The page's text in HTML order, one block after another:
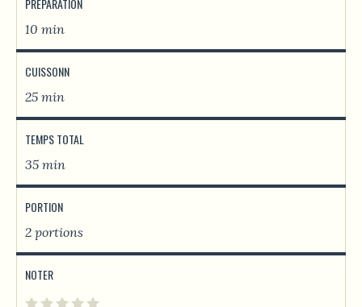
PRÉPARATION
10 min
CUISSONN
25 min
TEMPS TOTAL
35 min
PORTION
2 portions
NOTER